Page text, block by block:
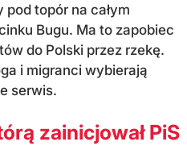
topór na całym
Bugu. Ma to zapobiec
do Polski przez rzekę.
i migranci wybierają
serwis.
zainicjował PiS